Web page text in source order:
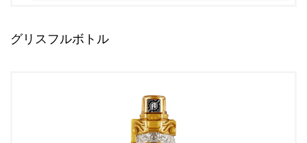
グリスフルボトル